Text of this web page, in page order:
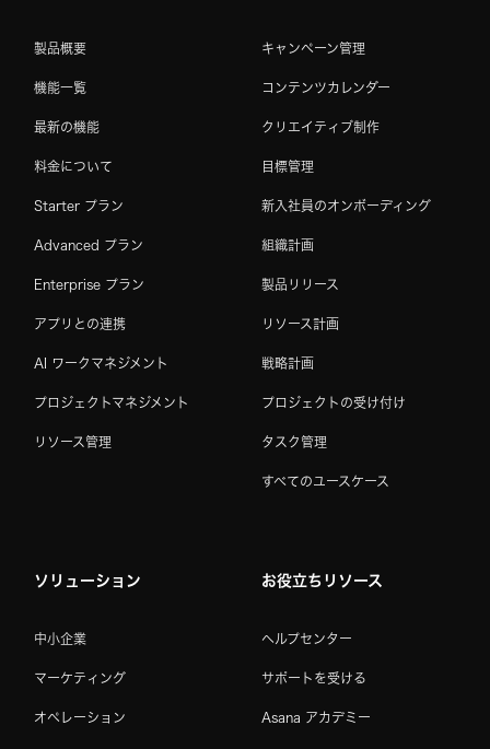
製品概要
機能一覧
最新の機能
料金について
Starter プラン
Advanced プラン
Enterprise プラン
アプリとの連携
AI ワークマネジメント
プロジェクトマネジメント
リソース管理
キャンペーン管理
コンテンツカレンダー
クリエイティブ制作
目標管理
新入社員のオンボーディング
組織計画
製品リリース
リソース計画
戦略計画
プロジェクトの受け付け
タスク管理
すべてのユースケース
ソリューション
中小企業
マーケティング
オペレーション
お役立ちリソース
ヘルプセンター
サポートを受ける
Asana アカデミー